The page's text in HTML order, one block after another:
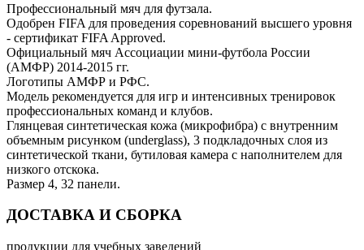
Профессиональный мяч для футзала.
Одобрен FIFA для проведения соревнований высшего уровня
- сертификат FIFA Approved.
Официальный мяч Ассоциации мини-футбола России
(АМФР) 2014-2015 гг.
Логотипы АМФР и РФС.
Модель рекомендуется для игр и интенсивных тренировок
профессиональных команд и клубов.
Глянцевая синтетическая кожа (микрофибра) с внутренним
объемным рисунком (underglass), 3 подкладочных слоя из
синтетической ткани, бутиловая камера с наполнителем для
низкого отскока.
Размер 4, 32 панели.
ДОСТАВКА И СБОРКА
продукции для учебных заведений